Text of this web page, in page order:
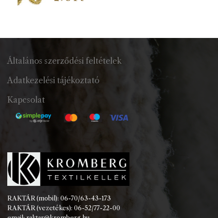
Általános szerződési feltételek
Adatkezelési tájékoztató
Kapcsolat
RAKTÁR (mobil): 06-70/63-43-173
RAKTÁR (vezetékes): 06-52/77-22-00